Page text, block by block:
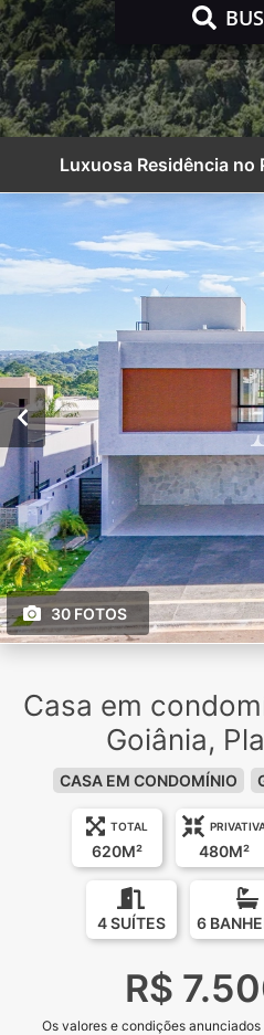
Luxuosa Residência no
30 FOTOS
Casa em
Goiânia,
CASA EM CONDOMÍNIO
TOTAL
620M² 480M²
4 SUÍTES 6
R$
Os valores e condições